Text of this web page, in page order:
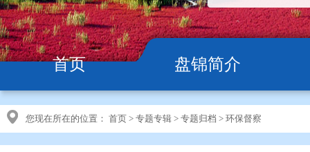
首页 盘锦简介
您现在所在的位置： 首页 > 专题专辑 > 专题归档 > 环保督察